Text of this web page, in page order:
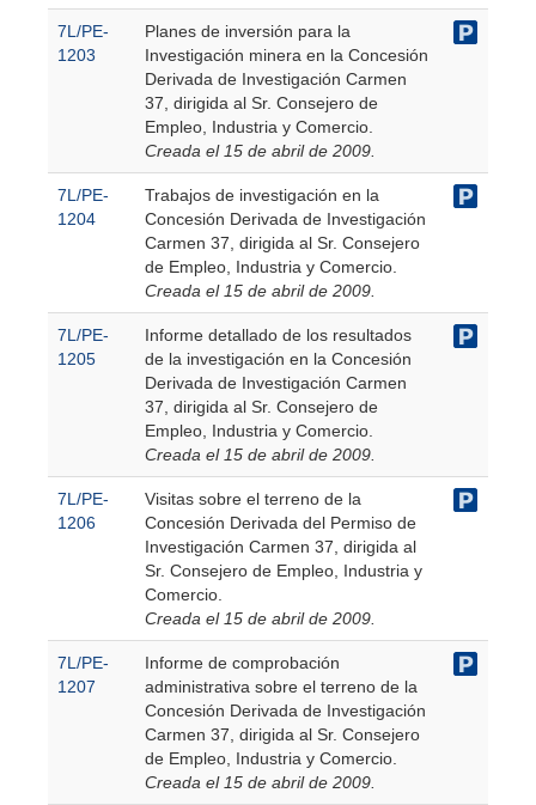
7L/PE-
1203
Planes de inversión para la
Investigación minera en la Concesión
Derivada de Investigación Carmen
37, dirigida al Sr. Consejero de
Empleo, Industria y Comercio.
Creada el 15 de abril de 2009.
7L/PE-
1204
Trabajos de investigación en la
Concesión Derivada de Investigación
Carmen 37, dirigida al Sr. Consejero
de Empleo, Industria y Comercio.
Creada el 15 de abril de 2009.
7L/PE-
1205
Informe detallado de los resultados
de la investigación en la Concesión
Derivada de Investigación Carmen
37, dirigida al Sr. Consejero de
Empleo, Industria y Comercio.
Creada el 15 de abril de 2009.
7L/PE-
1206
Visitas sobre el terreno de la
Concesión Derivada del Permiso de
Investigación Carmen 37, dirigida al
Sr. Consejero de Empleo, Industria y
Comercio.
Creada el 15 de abril de 2009.
7L/PE-
1207
Informe de comprobación
administrativa sobre el terreno de la
Concesión Derivada de Investigación
Carmen 37, dirigida al Sr. Consejero
de Empleo, Industria y Comercio.
Creada el 15 de abril de 2009.